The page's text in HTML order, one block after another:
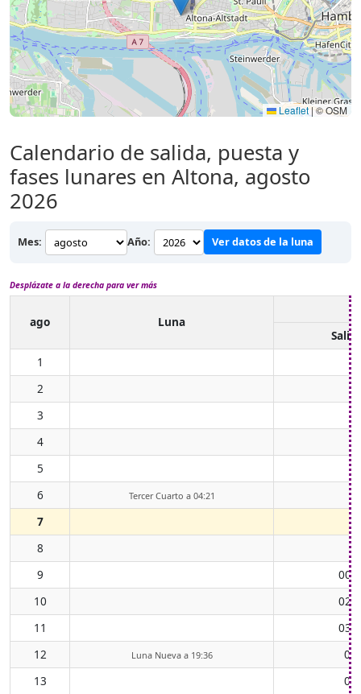
Leaflet|© OSM
Calendario de salida, puesta y
fases lunares en Altona, agosto
2026
Mes: Año: Ver datos de la luna
Desplázate a la derecha para ver más
ago
Luna
1
2
3
4
5
6
Tercer Cuarto a 04:21
7
8
9
10
11
12
Luna Nueva a 19:36
13